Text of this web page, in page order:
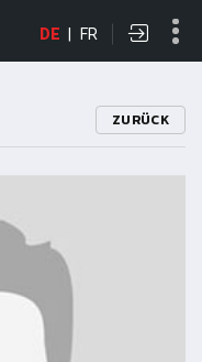
DE | FR
ZURÜCK